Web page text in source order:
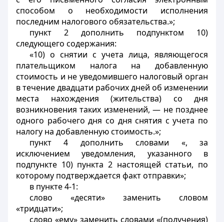
способом о необходимости исполнения
последним налогового обязательства.»;
пункт 2 дополнить подпунктом 10)
следующего содержания:
«10) о снятии с учета лица, являющегося
плательщиком налога на добавленную
стоимость и не уведомившего налоговый орган
в течение двадцати рабочих дней об изменении
места нахождения (жительства) со дня
возникновения таких изменений, — не позднее
одного рабочего дня со дня снятия с учета по
налогу на добавленную стоимость.»;
пункт 4 дополнить словами «, за
исключением уведомления, указанного в
подпункте 10) пункта 2 настоящей статьи, по
которому подтверждается факт отправки»;
в пункте 4-1:
слово «десяти» заменить словом
«тридцати»;
слово «ему» заменить словами «(получения)